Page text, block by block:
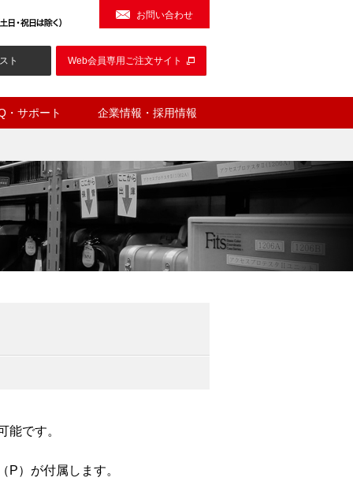
お問い合わせ
ト Web会員専用ご注文サイト
・サポート 企業情報・採用情報
能です。
）が付属します。